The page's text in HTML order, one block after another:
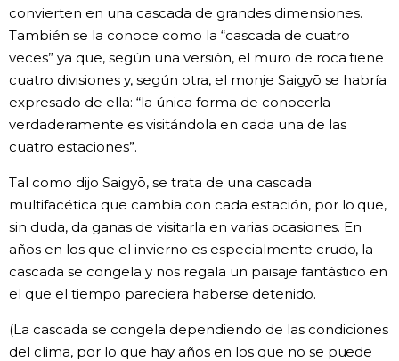
convierten en una cascada de grandes dimensiones.
También se la conoce como la “cascada de cuatro
veces” ya que, según una versión, el muro de roca tiene
cuatro divisiones y, según otra, el monje Saigyō se habría
expresado de ella: “la única forma de conocerla
verdaderamente es visitándola en cada una de las
cuatro estaciones”.
Tal como dijo Saigyō, se trata de una cascada
multifacética que cambia con cada estación, por lo que,
sin duda, da ganas de visitarla en varias ocasiones. En
años en los que el invierno es especialmente crudo, la
cascada se congela y nos regala un paisaje fantástico en
el que el tiempo pareciera haberse detenido.
(La cascada se congela dependiendo de las condiciones
del clima, por lo que hay años en los que no se puede